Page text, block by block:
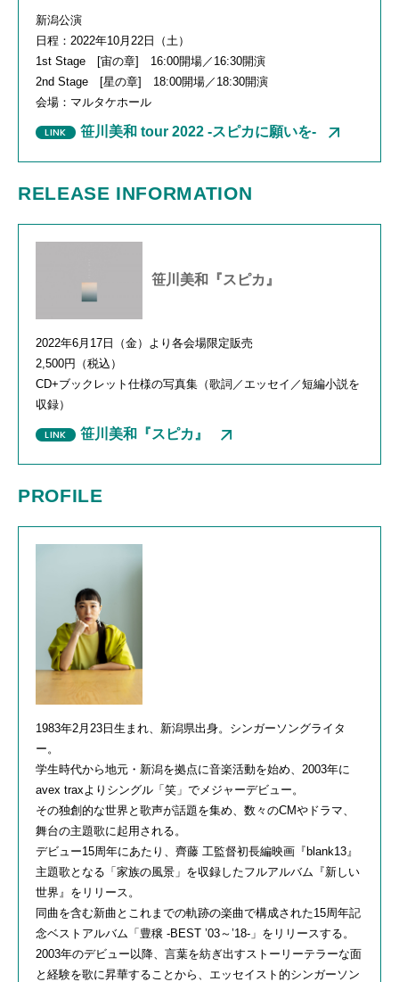
新潟公演
日程： 2022年10月 22 日（土）
1st Stage [宙の章] 16:00開場／ 16:30開演
2nd Stage [星の章] 18:00開場／ 18:30開演
会場：マルタケホール
笹川美和 tour 2022 -スピカに願いを-
RELEASE INFORMATION
笹川美和『スピカ』
2022年6 月 17 日（金）より各会場限定販売
2,500円（税込）
CD+ブックレット仕様の写真集（歌詞／エッセイ／短編小説を
収録）
笹川美和『スピカ』
PROFILE
1983年2月23日生まれ、新潟県出身。シンガーソングライタ
ー。
学生時代から地元・新潟を拠点に音楽活動を始め、2003年に
avex traxよりシングル「笑」でメジャーデビュー。
その独創的な世界と歌声が話題を集め、数々のCMやドラマ、
舞台の主題歌に起用される。
デビュー15周年にあたり、齊藤 工監督初長編映画『blank13』
主題歌となる「家族の風景」を収録したフルアルバム『新しい
世界』をリリース。
同曲を含む新曲とこれまでの軌跡の楽曲で構成された15周年記
念ベストアルバム「豊穣 -BEST ’03～’18-」をリリースする。
2003年のデビュー以降、言葉を紡ぎ出すストーリーテラーな面
と経験を歌に昇華することから、エッセイスト的シンガーソン